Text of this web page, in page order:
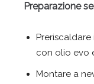
Preparazione
con olio evo
Montare a